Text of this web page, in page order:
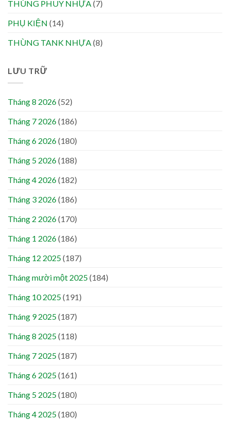
THÙNG PHUY NHỰA (7)
PHỤ KIỆN (14)
THÙNG TANK NHỰA (8)
LƯU TRỮ
Tháng 8 2026(52)
Tháng 7 2026(186)
Tháng 6 2026(180)
Tháng 5 2026(188)
Tháng 4 2026(182)
Tháng 3 2026(186)
Tháng 2 2026(170)
Tháng 1 2026(186)
Tháng 12 2025(187)
Tháng mười một 2025(184)
Tháng 10 2025(191)
Tháng 9 2025(187)
Tháng 8 2025(118)
Tháng 7 2025(187)
Tháng 6 2025(161)
Tháng 5 2025(180)
Tháng 4 2025(180)